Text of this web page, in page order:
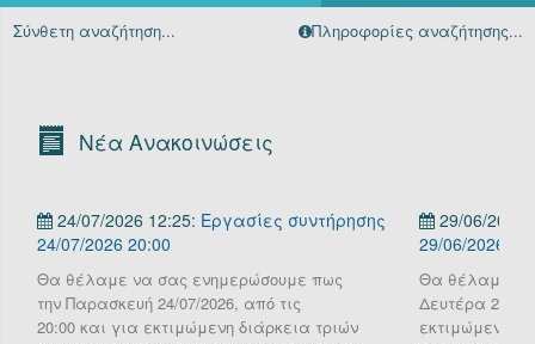
Αρχική
Επικοινωνία/Υποστήριξη
Είσοδος
Σύνθετη αναζήτηση... Πληροφορίες αναζήτησης...
Νέα Ανακοινώσεις
24/07/2026 12:25: Εργασίες συντήρησης
24/07/2026 20:00
Θα θέλαμε να σας ενημερώσουμε πως
την Παρασκευή 24/07/2026, από τις
20:00 και για εκτιμώμενη διάρκεια τριών
29/06/2026
29/06/2026
Θα θέλαμε να
Δευτέρα 29
εκτιμώμενη